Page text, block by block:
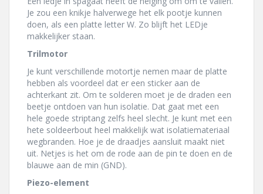
Je zou een knikje halverwege het elk pootje kunnen
doen, als een platte letter W. Zo blijft het LEDje
makkelijker staan.
Trilmotor
Je kunt verschillende motortje nemen maar de platte
hebben als voordeel dat er een sticker aan de
achterkant zit. Om te solderen moet je de draden een
beetje ontdoen van hun isolatie. Dat gaat met een
hele goede striptang zelfs heel slecht. Je kunt met een
hete soldeerbout heel makkelijk wat isolatiemateriaal
wegbranden. Hoe je de draadjes aansluit maakt niet
uit. Netjes is het om de rode aan de pin te doen en de
blauwe aan de min (GND).
Piezo-element